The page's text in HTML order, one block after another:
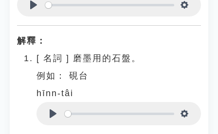
解釋：
[ 名詞 ] 磨墨用的石盤。
例如：
硯台
hīnn-tâi